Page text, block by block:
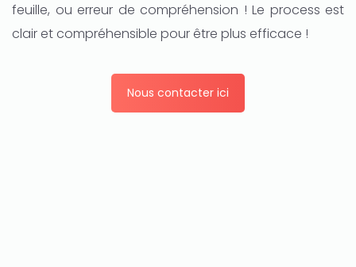
feuille, ou erreur de compréhension ! Le process est
clair et compréhensible pour être plus efficace !
Nous contacter ici